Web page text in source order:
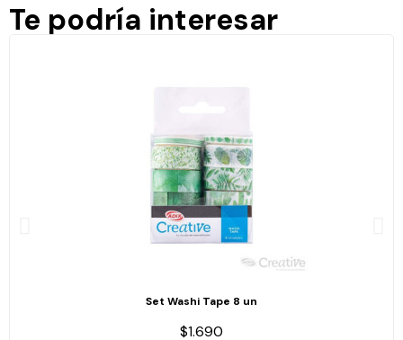
Te podría interesar
Set Washi Tape 8 un
$1.690